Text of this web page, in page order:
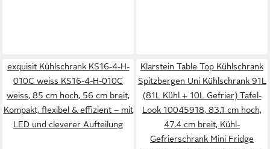
exquisit Kühlschrank KS16-4-H-
010C weiss KS16-4-H-010C
weiss, 85 cm hoch, 56 cm breit,
Kompakt, flexibel & effizient – mit
LED und cleverer Aufteilung
Klarstein Table Top Kühlschrank
Spitzbergen Uni Kühlschrank 91L
(81L Kühl + 10L Gefrier) Tafel-
Look 10045918, 83.1 cm hoch,
47.4 cm breit, Kühl-
Gefrierschrank Mini Fridge